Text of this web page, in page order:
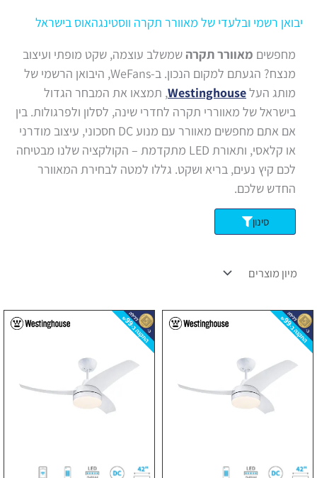
יבואן רשמי ובלעדי של מאוורר תקרה ווסטינגהאוס בישראל
מחפשים מאוורר תקרה שמשלב עוצמה, שקט מופתי ועיצוב
מנצח? הגעתם למקום הנכון. ב-WeFans, היבואן הרשמי של
מותג העלWestinghouse, תמצאו את המבחר הגדול
בישראל של מאווררי תקרה לחדרי שינה, לסלון ולפרגולות. בין
אם אתם מחפשים מאוורר עם מנוע DC חסכוני, עיצוב מודרני
או קלאסי, ותאורת LED מתקדמת – הקולקציה שלנו מבטיחה
לכם קיץ נעים, בריא ושקט. גללו למטה לבחירת המאוורר
החדש שלכם.
סינון